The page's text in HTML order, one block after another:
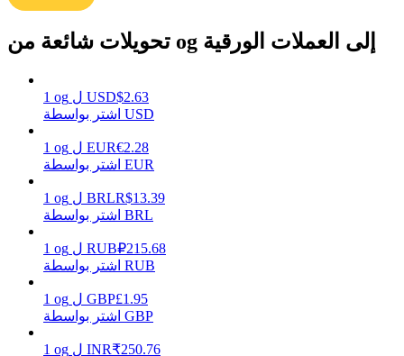
مرشد
دليل المبتدئين للعقود الآجلة
استراتيجيات التداول
تعلم كيفية البقاء مربحة
تحويلات شائعة من og إلى العملات الورقية
1 og ل USD$2.63
اشتر بواسطة USD
1 og ل EUR€2.28
اشتر بواسطة EUR
1 og ل BRLR$13.39
اشتر بواسطة BRL
1 og ل RUB₽215.68
اشتر بواسطة RUB
1 og ل GBP£1.95
اشتر بواسطة GBP
1 og ل INR₹250.76